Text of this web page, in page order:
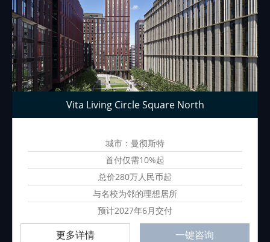
Vita Living Circle Square North
城市：曼彻斯特
首付仅需10%起
总价280万人民币起
与名校为邻的理想居所
预计2027年6月交付
更多详情 一键咨询